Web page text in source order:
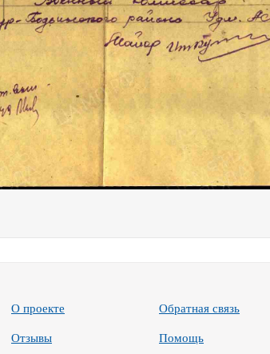
О проекте
Отзывы
Обратная связь
Помощь